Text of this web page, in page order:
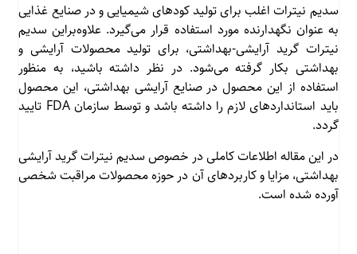
سدیم نیترات اغلب برای تولید کودهای شیمیایی و در صنایع غذایی
به عنوان نگهدارنده مورد استفاده قرار می‌گیرد. علاوه‌براین سدیم
نیترات گرید آرایشی-بهداشتی، برای تولید محصولات آرایشی و
بهداشتی بکار گرفته می‌شود. در نظر داشته باشید، به منظور
استفاده از این محصول در صنایع آرایشی بهداشتی، این محصول
باید استانداردهای لازم را داشته باشد و توسط سازمان FDA تایید
گردد.
در این مقاله اطلاعات کاملی در خصوص سدیم نیترات گرید آرایشی
بهداشتی، مزایا و کاربردهای آن در حوزه محصولات مراقبت شخصی
آورده شده است.